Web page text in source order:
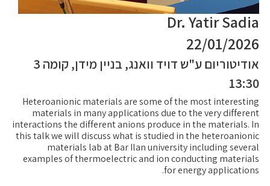
Dr. Yatir Sadia
22/01/2026
אודיטוריום ע"ש דויד וואנג, בניין מידן, קומה 3
13:30
Heteroanionic materials are some of the most interesting
materials in many applications due to the very different
interactions the different anions produce in the materials. In
this talk we will discuss what is studied in the heteroanionic
materials lab at Bar Ilan university including several
examples of thermoelectric and ion conducting materials
for energy applications.